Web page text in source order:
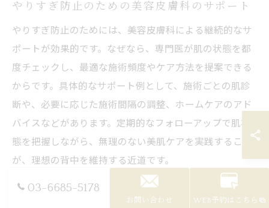
やりすぎ防止のための美容皮膚科のサポート
やりすぎ防止のためには、美容皮膚科による継続的なサ
ポートが効果的です。なぜなら、専門医が肌の状態を都
度チェックし、最適な施術頻度やケア方法を提案できる
からです。具体的なサポート例として、施術ごとの肌診
断や、必要に応じた施術間隔の調整、ホームケアのアド
バイスなどがあります。定期的なフォローアップで肌状
態を把握しながら、無理のない美肌ケアを実践すること
が、理想の背中を維持する近道です。
03-6685-5178
お問い合わせ WEB予約はこちら